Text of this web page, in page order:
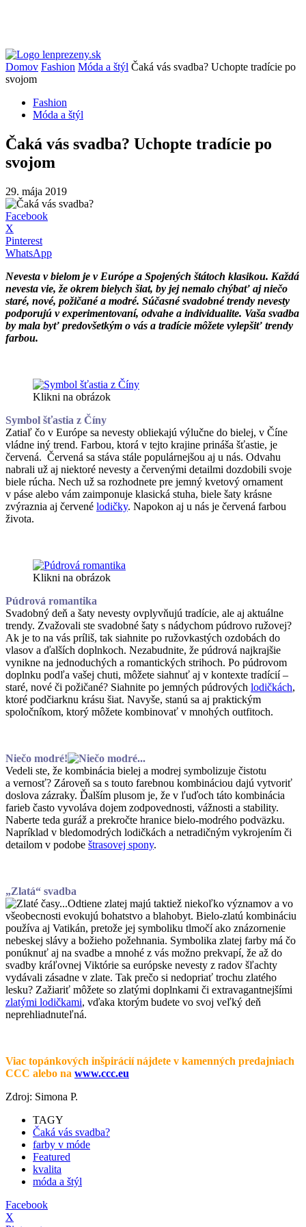
Domov Fashion Móda a štýl Čaká vás svadba? Uchopte tradície po
svojom
Fashion
Móda a štýl
Čaká vás svadba? Uchopte tradície po
svojom
29. mája 2019
Facebook
X
Pinterest
WhatsApp
Nevesta v bielom je v Európe a Spojených štátoch klasikou. Každá
nevesta vie, že okrem bielych šiat, by jej nemalo chýbať aj niečo
staré, nové, požičané a modré. Súčasné svadobné trendy nevesty
podporujú v experimentovaní, odvahe a individualite. Vaša svadba
by mala byť predovšetkým o vás a tradície môžete vylepšiť trendy
farbou.
Klikni na obrázok
Symbol šťastia z Číny
Zatiaľ čo v Európe sa nevesty obliekajú výlučne do bielej, v Číne
vládne iný trend. Farbou, ktorá v tejto krajine prináša šťastie, je
červená. Červená sa stáva stále populárnejšou aj u nás. Odvahu
nabrali už aj niektoré nevesty a červenými detailmi dozdobili svoje
biele rúcha. Nech už sa rozhodnete pre jemný kvetový ornament
v páse alebo vám zaimponuje klasická stuha, biele šaty krásne
zvýraznia aj červené lodičky. Napokon aj u nás je červená farbou
života.
Klikni na obrázok
Púdrová romantika
Svadobný deň a šaty nevesty ovplyvňujú tradície, ale aj aktuálne
trendy. Zvažovali ste svadobné šaty s nádychom púdrovo ružovej?
Ak je to na vás príliš, tak siahnite po ružovkastých ozdobách do
vlasov a ďalších doplnkoch. Nezabudnite, že púdrová najkrajšie
vynikne na jednoduchých a romantických strihoch. Po púdrovom
doplnku podľa vašej chuti, môžete siahnuť aj v kontexte tradícií –
staré, nové či požičané? Siahnite po jemných púdrových lodičkách,
ktoré podčiarknu krásu šiat. Navyše, stanú sa aj praktickým
spoločníkom, ktorý môžete kombinovať v mnohých outfitoch.
Niečo modré!
Vedeli ste, že kombinácia bielej a modrej symbolizuje čistotu
a vernosť? Zároveň sa s touto farebnou kombináciou dajú vytvoriť
doslova zázraky. Ďalším plusom je, že v ľuďoch táto kombinácia
farieb často vyvoláva dojem zodpovednosti, vážnosti a stability.
Naberte teda guráž a prekročte hranice bielo-modrého podväzku.
Napríklad v bledomodrých lodičkách a netradičným vykrojením či
detailom v podobe štrasovej spony.
„Zlatá“ svadba
Odtiene zlatej majú taktiež niekoľko významov a vo
všeobecnosti evokujú bohatstvo a blahobyt. Bielo-zlatú kombináciu
používa aj Vatikán, pretože jej symboliku tlmočí ako znázornenie
nebeskej slávy a božieho požehnania. Symbolika zlatej farby má čo
ponúknuť aj na svadbe a mnohé z vás možno prekvapí, že až do
svadby kráľovnej Viktórie sa európske nevesty z radov šľachty
vydávali zásadne v zlate. Tak prečo si nedopriať trochu zlatého
lesku? Zažiariť môžete so zlatými doplnkami či extravagantnejšími
zlatými lodičkami, vďaka ktorým budete vo svoj veľký deň
neprehliadnuteľná.
Viac topánkových inšpirácií nájdete v kamenných predajniach
CCC alebo na www.ccc.eu
Zdroj: Simona P.
TAGY
Čaká vás svadba?
farby v móde
Featured
kvalita
móda a štýl
Facebook
X